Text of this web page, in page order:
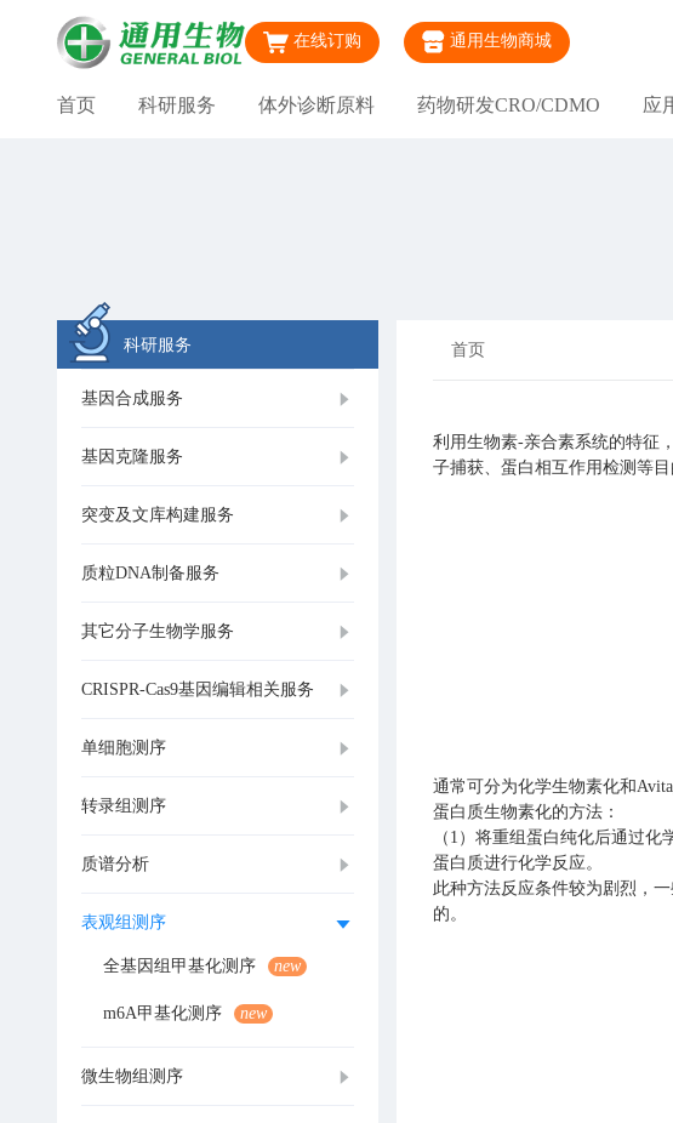
在线订购 通用生物商城
首页 科研服务 体外诊断原料 药物研发CRO/CDMO 应
科研服务
基因合成服务
基因克隆服务
突变及文库构建服务
质粒DNA制备服务
其它分子生物学服务
CRISPR-Cas9基因编辑相关服务
单细胞测序
转录组测序
质谱分析
表观组测序
全基因组甲基化测序 new
m6A甲基化测序 new
微生物组测序
首页
利用生物素-亲合素系统的特征
子捕获、蛋白相互作用检测等目
通常可分为化学生物素化和
蛋白质生物素化的方法：
（1）将重组蛋白纯化后通过
蛋白质进行化学反应。
此种方法反应条件较为剧烈，
的。